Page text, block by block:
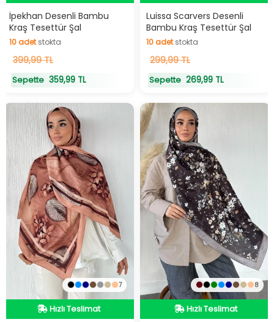
Hızlı Teslimat
İpekhan Desenli Bambu
Kraş Tesettür Şal
10adetstokta
10adetstokta
399,99 TL
Sepette 359,99 TL
Hızlı Teslimat
Luissa Scarvers Desenli
Bambu Kraş Tesettür Şal
10adetstokta
10adetstokta
299,99 TL
Sepette 269,99 TL
7
Hızlı Teslimat
8
Hızlı Teslimat